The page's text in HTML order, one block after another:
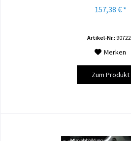
157,38 € *
Artikel-Nr.:
Merken
Zum Produkt